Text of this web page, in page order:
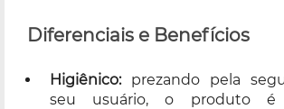
Diferenciais e Benefícios
Higiênico:prezando pela
seu usuário, o produto é